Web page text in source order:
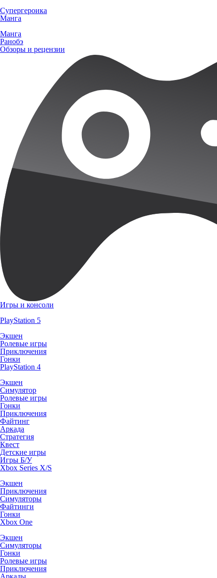
Супергероика
Манга
Манга
Ранобэ
Обзоры и рецензии
Игры и консоли
PlayStation 5
Экшен
Ролевые игры
Приключения
Гонки
PlayStation 4
Экшен
Симулятор
Ролевые игры
Гонки
Приключения
Файтинг
Аркада
Стратегия
Квест
Детские игры
Игры Б/У
Xbox Series X/S
Экшен
Приключения
Симуляторы
Файтинги
Гонки
Xbox One
Экшен
Симуляторы
Гонки
Ролевые игры
Приключения
Аркады